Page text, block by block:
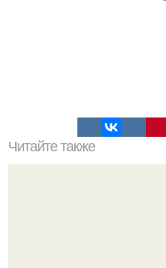
Читайте также